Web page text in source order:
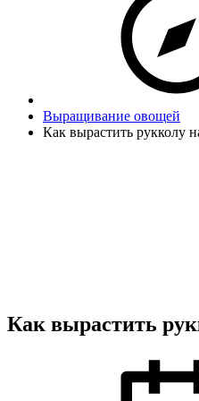
Выращивание овощей
Как вырастить рукколу
Как вырастить